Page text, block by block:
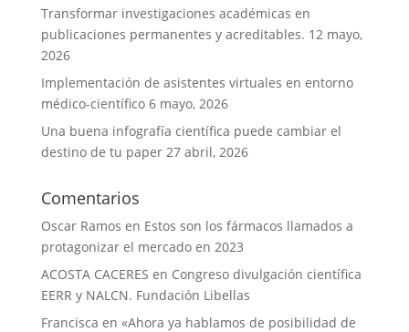
Transformar investigaciones académicas en
publicaciones permanentes y acreditables. 12 mayo,
2026
Implementación de asistentes virtuales en entorno
médico-científico 6 mayo, 2026
Una buena infografía científica puede cambiar el
destino de tu paper 27 abril, 2026
Comentarios
Oscar Ramos en Estos son los fármacos llamados a
protagonizar el mercado en 2023
ACOSTA CACERES en Congreso divulgación científica
EERR y NALCN. Fundación Libellas
Francisca en «Ahora ya hablamos de posibilidad de